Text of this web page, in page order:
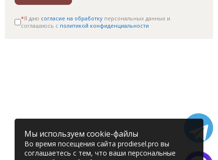
*Я даю согласие на обработку персональных данных и
соглашаюсь c политикой конфиденциальности
Мы используем cookie-файлы
Во время посещения сайта prodiesel.pro вы
соглашаетесь с тем, что ваши персональные